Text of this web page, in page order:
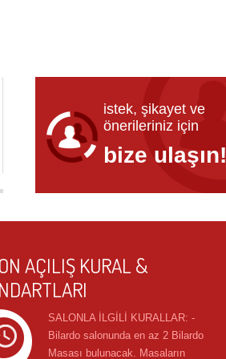
istek, şikayet ve
önerileriniz için
bize ulaşın!
AÇILIŞ KURAL &
SALONLA İLGİLİ KURALLAR: -
Bilardo salonunda en az 2 Bilardo
Masası bulunacak. Masaların